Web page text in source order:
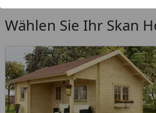
Wählen Sie Ihr Skan